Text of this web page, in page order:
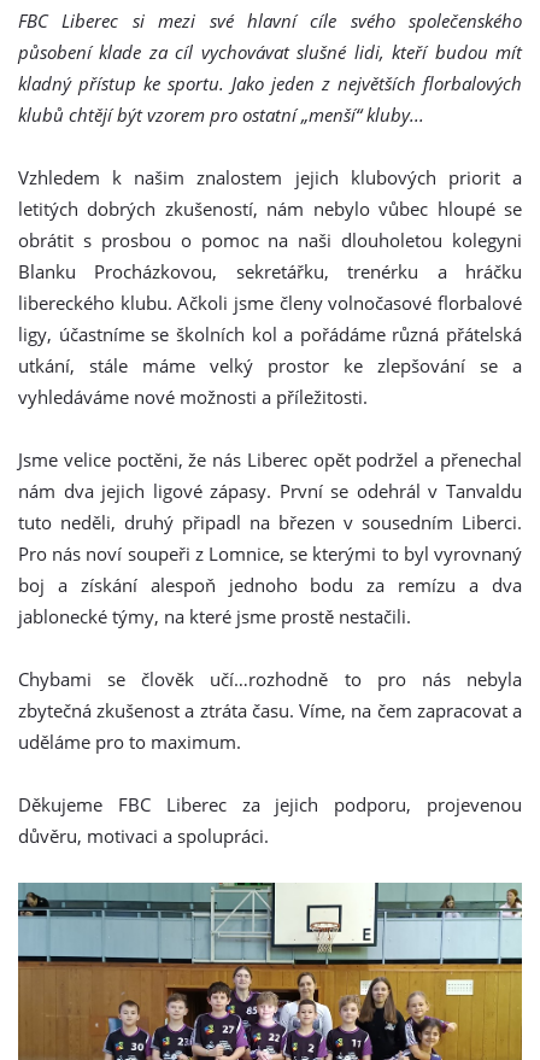
FBC Liberec si mezi své hlavní cíle svého společenského
působení klade za cíl vychovávat slušné lidi, kteří budou mít
kladný přístup ke sportu. Jako jeden z největších florbalových
klubů chtějí být vzorem pro ostatní „menší“ kluby...
Vzhledem k našim znalostem jejich klubových priorit a
letitých dobrých zkušeností, nám nebylo vůbec hloupé se
obrátit s prosbou o pomoc na naši dlouholetou kolegyni
Blanku Procházkovou, sekretářku, trenérku a hráčku
libereckého klubu. Ačkoli jsme členy volnočasové florbalové
ligy, účastníme se školních kol a pořádáme různá přátelská
utkání, stále máme velký prostor ke zlepšování se a
vyhledáváme nové možnosti a příležitosti.
Jsme velice poctěni, že nás Liberec opět podržel a přenechal
nám dva jejich ligové zápasy. První se odehrál v Tanvaldu
tuto neděli, druhý připadl na březen v sousedním Liberci.
Pro nás noví soupeři z Lomnice, se kterými to byl vyrovnaný
boj a získání alespoň jednoho bodu za remízu a dva
jablonecké týmy, na které jsme prostě nestačili.
Chybami se člověk učí…rozhodně to pro nás nebyla
zbytečná zkušenost a ztráta času. Víme, na čem zapracovat a
uděláme pro to maximum.
Děkujeme FBC Liberec za jejich podporu, projevenou
důvěru, motivaci a spolupráci.